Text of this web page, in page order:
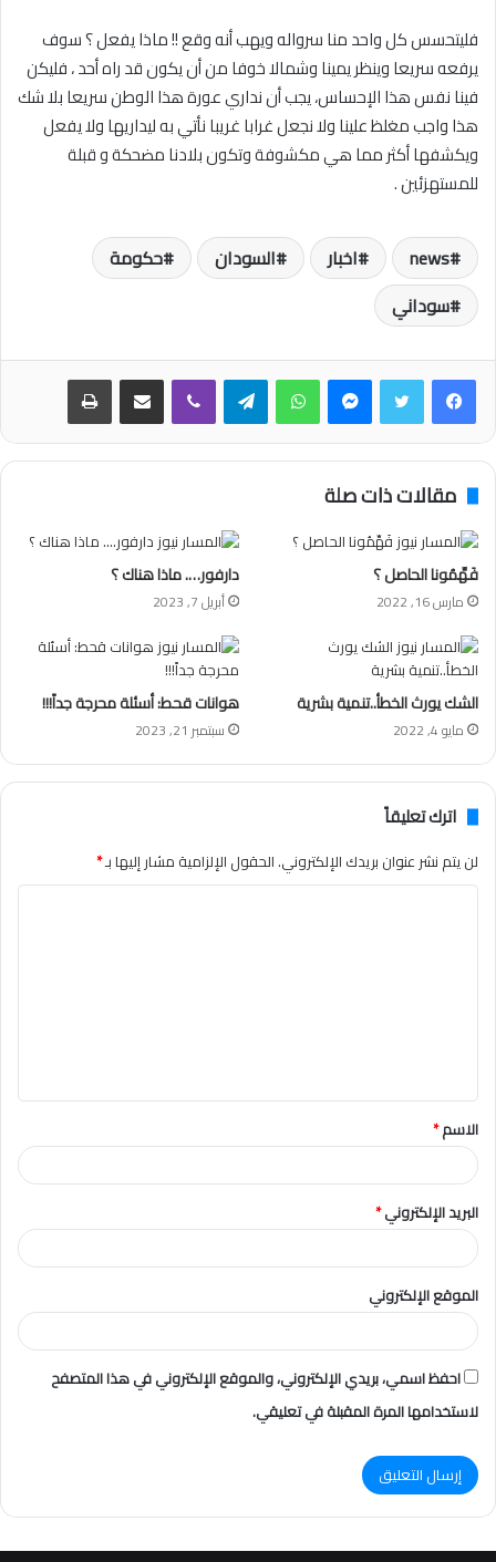
فليتحسس كل واحد منا سرواله ويهب أنه وقع !! ماذا يفعل ؟ سوف
يرفعه سريعا وينظر يمينا وشمالا خوفا من أن يكون قد راه أحد ، فليكن
فينا نفس هذا الإحساس، يجب أن نداري عورة هذا الوطن سريعا بلا شك
هذا واجب مغلظ علينا ولا نجعل غرابا غريبا نأتي به ليداريها ولا يفعل
ويكشفها أكثر مما هي مكشوفة وتكون بلادنا مضحكة و قبلة
للمستهزئين .
news اخبار السودان
حكومة
سوداني
فيسبوكتويتر ماسنجر واتساب تيلقرام ڤايبر مشاركة عبر البريد طباعة
مقالات ذات صلة
فَهِّمُونا الحاصل ؟
مارس 16, 2022
دارفور…. ماذا هناك ؟
أبريل 7, 2023
الشك يورث الخطأ..تنمية بشرية
مايو 4, 2022
هوانات قحط: أسئلة محرجة جداً!!!
سبتمبر 21, 2023
اترك تعليقاً
لن يتم نشر عنوان بريدك الإلكتروني.الحقول الإلزامية مشار إليها بـ*
ق
*
الاسم*
البريد الإلكتروني*
الموقع الإلكتروني
احفظ اسمي، بريدي الإلكتروني، والموقع الإلكتروني في هذا المتصفح
لاستخدامها المرة المقبلة في تعليقي.